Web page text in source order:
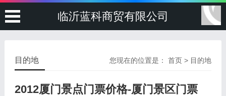
临沂蓝科商贸有限公司
您现在的位置是：首页 > 目的地
目的地
2012厦门景点门票价格-厦门景区门票